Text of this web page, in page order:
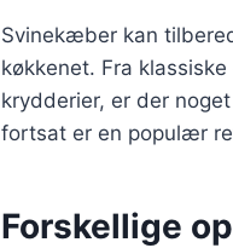
Svinekæber kan
køkkenet. Fra
krydderier, er der
fortsat er en populær
Forskellige